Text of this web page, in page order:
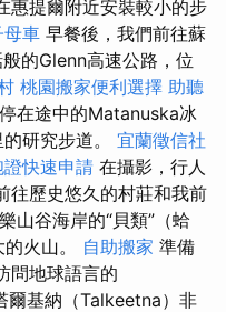
惠提爾附近安裝較小的步
母車 早餐後，我們前往蘇
的Glenn高速公路，位
桃園搬家便利選擇 助聽
在途中的Matanuska冰
研究步道。 宜蘭徵信社
快速申請 在攝影，行人
往歷史悠久的村莊和我前
山谷海岸的“貝類”（蛤
火山。
自助搬家 準備
問地球語言的
爾基納（Talkeetna）非